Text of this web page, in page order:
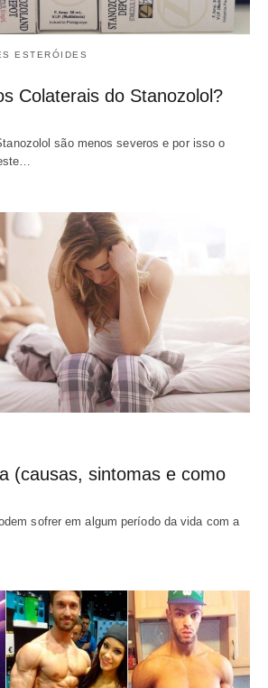
ESTERÓIDES
Colaterais do Stanozolol?
são menos severos e por isso o
(causas, sintomas e como
sofrer em algum período da vida com a